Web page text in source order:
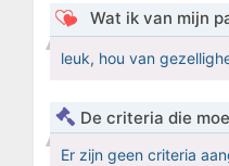
Wat ik van mijn
leuk, hou van
De criteria die
Er zijn geen criteria